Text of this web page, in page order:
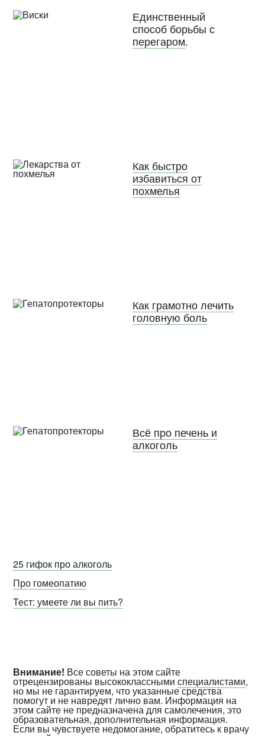
Единственный
способ борьбы с
перегаром.
Как быстро
избавиться от
похмелья
Как грамотно лечить
головную боль
Всё про печень и
алкоголь
25 гифок про алкоголь
Про гомеопатию
Тест: умеете ли вы пить?
Внимание! Все советы на этом сайте
отрецензированы высококласснымиспециалистами,
но мы не гарантируем, что указанные средства
помогут и не навредят лично вам. Информация на
этом сайте не предназначена для самолечения, это
образовательная, дополнительная информация.
Если вы чувствуете недомогание, обратитесь к врачу